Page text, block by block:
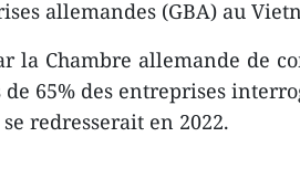
allemandes (GBA) au
la Chambre allemande de
65% des entreprises
redresserait en 2022.